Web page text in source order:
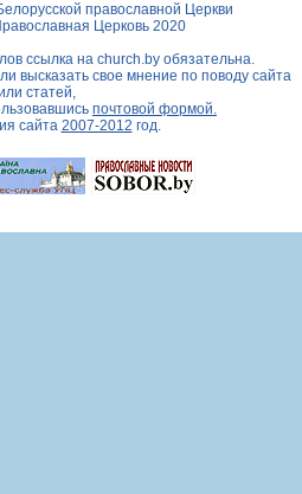
православной Церкви
Церковь 2020
ссылка на church.byобязательна.
высказать свое мнение по поводу сайта
статей,
почтовой формой.
сайта 2007-2012 год.